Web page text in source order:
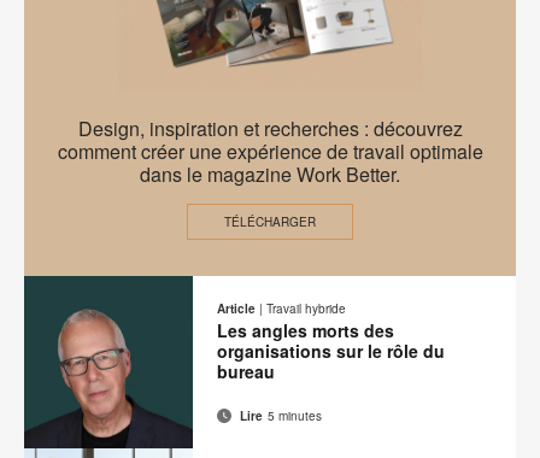
Work
Better
–
A
New
Mindeset
Design, inspiration et recherches : découvrez
comment créer une expérience de travail optimale
dans le magazine Work Better.
TÉLÉCHARGER
Partager
Partager
Partager
PartagerAdresseImprimer
Article | Travail hybride
Les angles morts des
organisations sur le rôle du
bureau
Lire 5 minutes